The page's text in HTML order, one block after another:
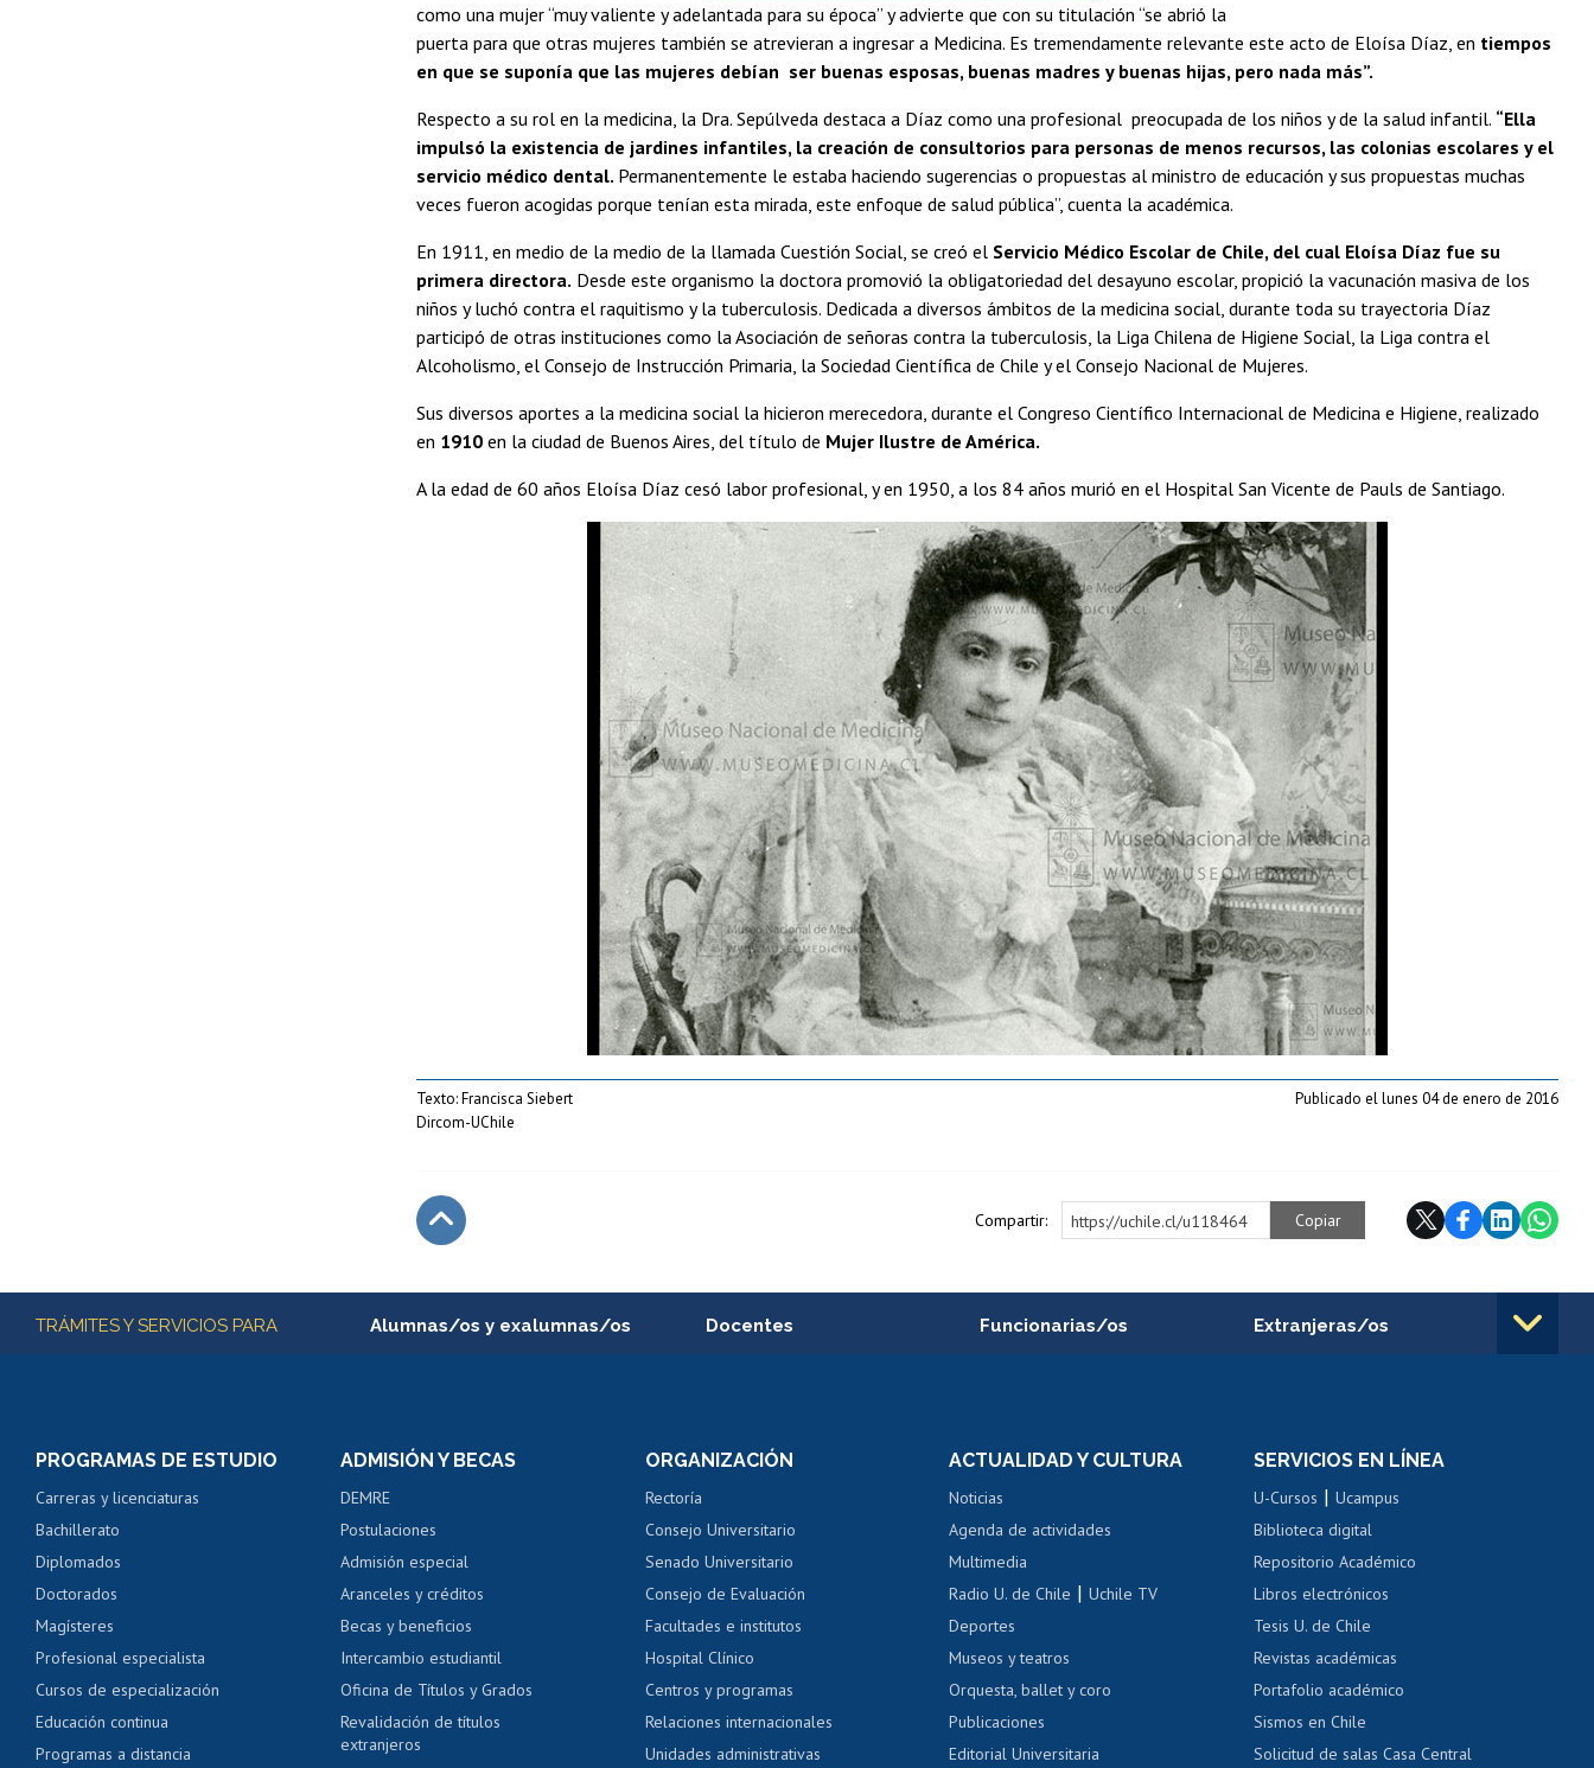
como una mujer “muy valiente y adelantada para su época” y advierte que con su titulación “se abrió la
puerta para que otras mujeres también se atrevieran a ingresar a Medicina. Es tremendamente relevante este acto de Eloísa Díaz, en tiempos
en que se suponía que las mujeres debían ser buenas esposas, buenas madres y buenas hijas, pero nada más”.
Respecto a su rol en la medicina, la Dra. Sepúlveda destaca a Díaz como una profesional preocupada de los niños y de la salud infantil. “Ella
impulsó la existencia de jardines infantiles, la creación de consultorios para personas de menos recursos, las colonias escolares y el
servicio médico dental. Permanentemente le estaba haciendo sugerencias o propuestas al ministro de educación y sus propuestas muchas
veces fueron acogidas porque tenían esta mirada, este enfoque de salud pública”, cuenta la académica.
En 1911, en medio de la medio de la llamada Cuestión Social, se creó el Servicio Médico Escolar de Chile, del cual Eloísa Díaz fue su
primera directora. Desde este organismo la doctora promovió la obligatoriedad del desayuno escolar, propició la vacunación masiva de los
niños y luchó contra el raquitismo y la tuberculosis. Dedicada a diversos ámbitos de la medicina social, durante toda su trayectoria Díaz
participó de otras instituciones como la Asociación de señoras contra la tuberculosis, la Liga Chilena de Higiene Social, la Liga contra el
Alcoholismo, el Consejo de Instrucción Primaria, la Sociedad Científica de Chile y el Consejo Nacional de Mujeres.
Sus diversos aportes a la medicina social la hicieron merecedora, durante el Congreso Científico Internacional de Medicina e Higiene, realizado
en 1910 en la ciudad de Buenos Aires, del título de Mujer Ilustre de América.
A la edad de 60 años Eloísa Díaz cesó labor profesional, y en 1950, a los 84 años murió en el Hospital San Vicente de Pauls de Santiago.
Texto: Francisca Siebert
Dircom-UChile
Publicado el lunes 04 de enero de 2016
Compartir: https://uchile.cl/u118464 Copiar
Más información
TRÁMITES Y SERVICIOS PARA Alumnas/os y exalumnas/os
Consulta y certificado de notas
Servicio médico y dental
Pago de arancel y crédito alumnos
Pago de arancel y crédito exalumnos
Certificado de títulos y grados
Docentes
Perfeccionamiento
Evaluación docente
Calificación académica
Postulación al AUCAI
Funcionarias/os
Portal de movilidad interna
Certificado de renta
Certificado de renta
Gestión de correo uchile
Extranjeras/os
Movilidad Estudiantil
Cursos de español
Acoso laboral, sexual y violencia
PROGRAMAS DE ESTUDIO
Carreras y licenciaturas
Bachillerato
Diplomados
Doctorados
Magísteres
Profesional especialista
Cursos de especialización
Educación continua
Programas a distancia
ADMISIÓN Y BECAS
DEMRE
Postulaciones
Admisión especial
Aranceles y créditos
Becas y beneficios
Intercambio estudiantil
Oficina de Títulos y Grados
Revalidación de títulos
extranjeros
ORGANIZACIÓN
Rectoría
Consejo Universitario
Senado Universitario
Consejo de Evaluación
Facultades e institutos
Hospital Clínico
Centros y programas
Relaciones internacionales
Unidades administrativas
ACTUALIDAD Y CULTURA
Noticias
Agenda de actividades
Multimedia
Radio U. de Chile |Uchile TV
Deportes
Museos y teatros
Orquesta, ballet y coro
Publicaciones
Editorial Universitaria
SERVICIOS EN LÍNEA
U-Cursos |Ucampus
Biblioteca digital
Repositorio Académico
Libros electrónicos
Tesis U. de Chile
Revistas académicas
Portafolio académico
Sismos en Chile
Solicitud de salas Casa Central